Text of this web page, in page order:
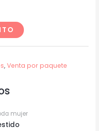
,Venta por paquete
mujer